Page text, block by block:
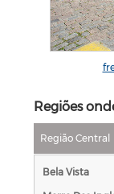
Regiões
Região Central
Bela Vista